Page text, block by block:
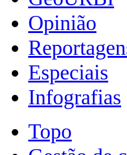
Opinião
Especiais
Infografias
Topo